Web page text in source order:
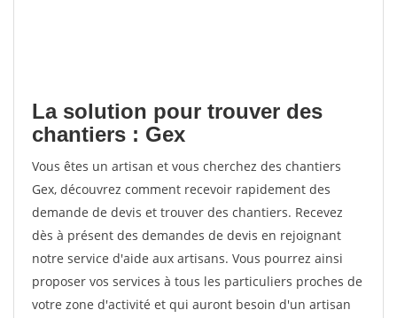
La solution pour trouver des
chantiers : Gex
Vous êtes un artisan et vous cherchez des chantiers
Gex, découvrez comment recevoir rapidement des
demande de devis et trouver des chantiers. Recevez
dès à présent des demandes de devis en rejoignant
notre service d'aide aux artisans. Vous pourrez ainsi
proposer vos services à tous les particuliers proches de
votre zone d'activité et qui auront besoin d'un artisan